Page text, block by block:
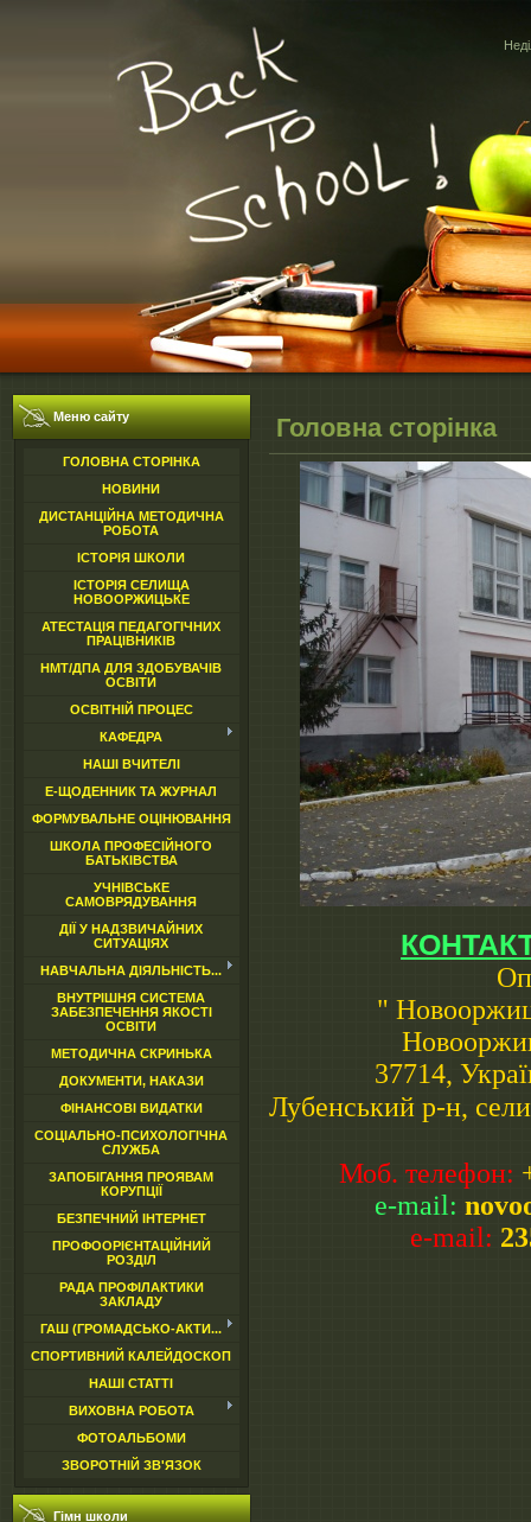
Меню сайту
ГОЛОВНА СТОРІНКА
НОВИНИ
ДИСТАНЦІЙНА МЕТОДИЧНА
РОБОТА
ІСТОРІЯ ШКОЛИ
ІСТОРІЯ СЕЛИЩА
НОВООРЖИЦЬКЕ
АТЕСТАЦІЯ ПЕДАГОГІЧНИХ
ПРАЦІВНИКІВ
НМТ/ДПА ДЛЯ ЗДОБУВАЧІВ
ОСВІТИ
ОСВІТНІЙ ПРОЦЕС
КАФЕДРА
НАШІ ВЧИТЕЛІ
Е-ЩОДЕННИК ТА ЖУРНАЛ
ФОРМУВАЛЬНЕ ОЦІНЮВАННЯ
ШКОЛА ПРОФЕСІЙНОГО
БАТЬКІВСТВА
УЧНІВСЬКЕ
САМОВРЯДУВАННЯ
ДІЇ У НАДЗВИЧАЙНИХ
СИТУАЦІЯХ
НАВЧАЛЬНА ДІЯЛЬНІСТЬ...
ВНУТРІШНЯ СИСТЕМА
ЗАБЕЗПЕЧЕННЯ ЯКОСТІ
ОСВІТИ
МЕТОДИЧНА СКРИНЬКА
ДОКУМЕНТИ, НАКАЗИ
ФІНАНСОВІ ВИДАТКИ
СОЦІАЛЬНО-ПСИХОЛОГІЧНА
СЛУЖБА
ЗАПОБІГАННЯ ПРОЯВАМ
КОРУПЦІЇ
БЕЗПЕЧНИЙ ІНТЕРНЕТ
ПРОФООРІЄНТАЦІЙНИЙ
РОЗДІЛ
РАДА ПРОФІЛАКТИКИ
ЗАКЛАДУ
ГАШ (ГРОМАДСЬКО-АКТИ...
СПОРТИВНИЙ КАЛЕЙДОСКОП
НАШІ СТАТТІ
ВИХОВНА РОБОТА
ФОТОАЛЬБОМИ
ЗВОРОТНІЙ ЗВ'ЯЗОК
Гімн школи
Головна сторінка
"
37714,
Лубенський р-н,
Моб. телефон:
e-mail:
e-mail: